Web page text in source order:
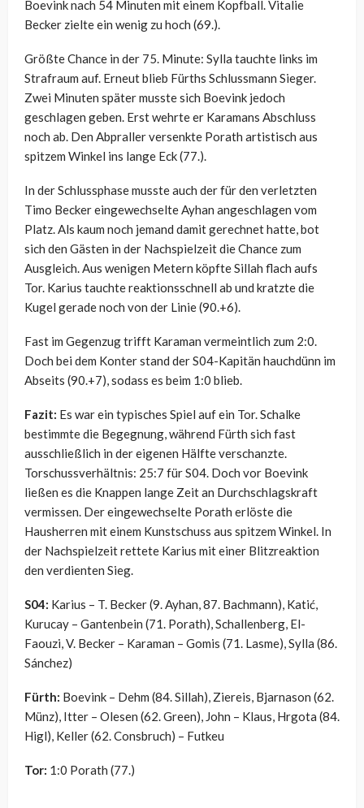
Boevink nach 54 Minuten mit einem Kopfball. Vitalie
Becker zielte ein wenig zu hoch (69.).
Größte Chance in der 75. Minute: Sylla tauchte links im
Strafraum auf. Erneut blieb Fürths Schlussmann Sieger.
Zwei Minuten später musste sich Boevink jedoch
geschlagen geben. Erst wehrte er Karamans Abschluss
noch ab. Den Abpraller versenkte Porath artistisch aus
spitzem Winkel ins lange Eck (77.).
In der Schlussphase musste auch der für den verletzten
Timo Becker eingewechselte Ayhan angeschlagen vom
Platz. Als kaum noch jemand damit gerechnet hatte, bot
sich den Gästen in der Nachspielzeit die Chance zum
Ausgleich. Aus wenigen Metern köpfte Sillah flach aufs
Tor. Karius tauchte reaktionsschnell ab und kratzte die
Kugel gerade noch von der Linie (90.+6).
Fast im Gegenzug trifft Karaman vermeintlich zum 2:0.
Doch bei dem Konter stand der S04-Kapitän hauchdünn im
Abseits (90.+7), sodass es beim 1:0 blieb.
Fazit: Es war ein typisches Spiel auf ein Tor. Schalke
bestimmte die Begegnung, während Fürth sich fast
ausschließlich in der eigenen Hälfte verschanzte.
Torschussverhältnis: 25:7 für S04. Doch vor Boevink
ließen es die Knappen lange Zeit an Durchschlagskraft
vermissen. Der eingewechselte Porath erlöste die
Hausherren mit einem Kunstschuss aus spitzem Winkel. In
der Nachspielzeit rettete Karius mit einer Blitzreaktion
den verdienten Sieg.
S04: Karius – T. Becker (9. Ayhan, 87. Bachmann), Katić,
Kurucay – Gantenbein (71. Porath), Schallenberg, El-
Faouzi, V. Becker – Karaman – Gomis (71. Lasme), Sylla (86.
Sánchez)
Fürth: Boevink – Dehm (84. Sillah), Ziereis, Bjarnason (62.
Münz), Itter – Olesen (62. Green), John – Klaus, Hrgota (84.
Higl), Keller (62. Consbruch) – Futkeu
Tor: 1:0 Porath (77.)